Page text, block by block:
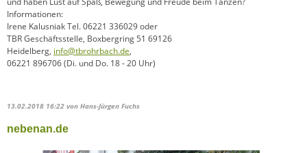
Informationen:
Irene Kalusniak Tel. 06221 336029 oder
TBR Geschäftsstelle, Boxbergring 51 69126
Heidelberg, info@tbrohrbach.de,
06221 896706 (Di. und Do. 18 - 20 Uhr)
13.02.2018 16:22 von Hans-Jürgen Fuchs
nebenan.de